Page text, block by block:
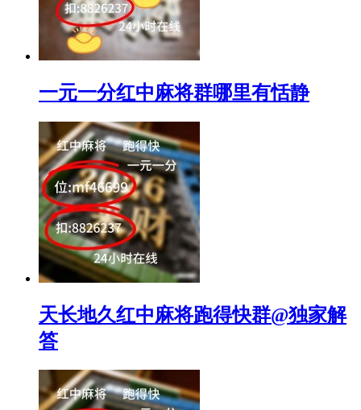
一元一分红中麻将群哪里有恬静
天长地久红中麻将跑得快群@独家解
答